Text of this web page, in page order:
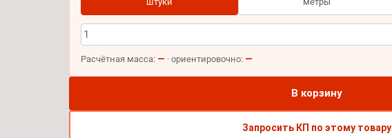
Расчётная масса: — · ориентировочно: —
В корзину
Запросить КП по этому товару